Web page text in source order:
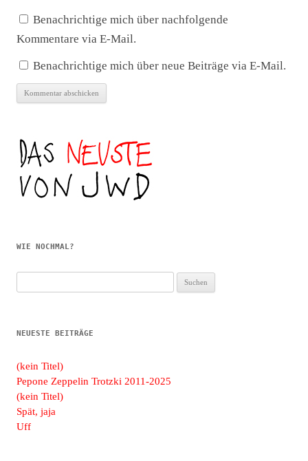
Benachrichtige mich über nachfolgende
Kommentare via E-Mail.
Benachrichtige mich über neue Beiträge via E-Mail.
WIE NOCHMAL?
nach:
NEUESTE BEITRÄGE
(kein Titel)
Pepone Zeppelin Trotzki 2011-2025
(kein Titel)
Spät, jaja
Uff